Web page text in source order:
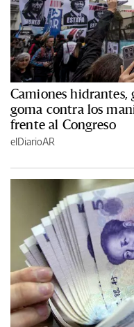
Camiones hidrantes,
goma contra los
frente al Congreso
elDiarioAR